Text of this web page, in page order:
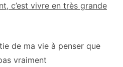
c’est vivre en très grande
de ma vie à penser que
vraiment